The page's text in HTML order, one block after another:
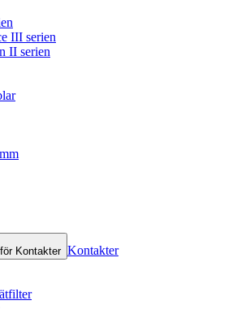
III serien
II serien
Kontakter Kontakter